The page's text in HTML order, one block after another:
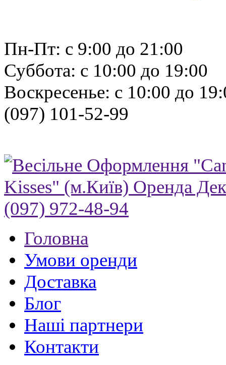
Пн-Пт: с 9:00 до 21:00
Суббота: с 10:00 до 19:00
Воскресенье: с 10:00 до
(097) 101-52-99
Головна
Умови оренди
Доставка
Блог
Нашi партнери
Контакти